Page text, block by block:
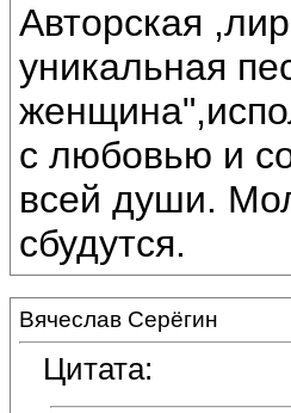
Авторская
уникальная
с любовью и
всей души.
сбудутся.
Вячеслав Серёгин
Цитата: